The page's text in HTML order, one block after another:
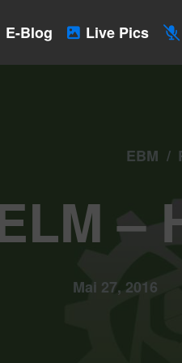
E-Blog Live Pics
EBM /
–
Mai 27, 2016